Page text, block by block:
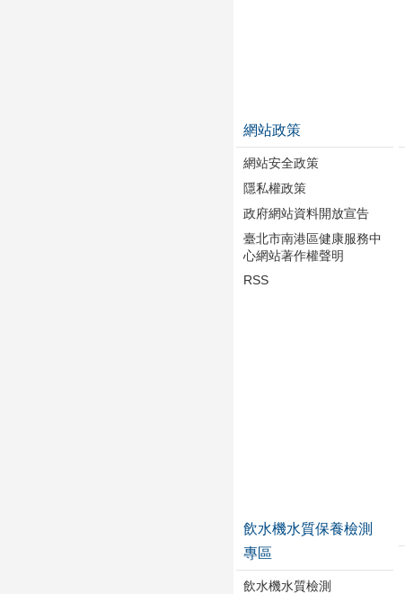
網站政策
網站安全政策
隱私權政策
政府網站資料開放宣告
臺北市南港區健康服務中
心網站著作權聲明
RSS
飲水機水質保養檢測
專區
飲水機水質檢測